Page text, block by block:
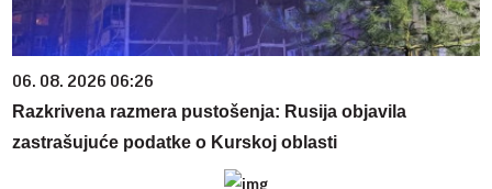
06. 08. 2026 06:26
Razkrivena razmera pustošenja: Rusija objavila
zastrašujuće podatke o Kurskoj oblasti